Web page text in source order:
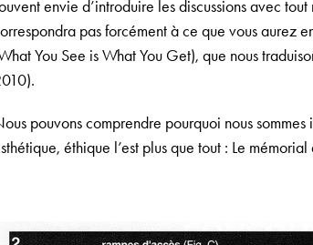
envie d’introduire les discussions avec
pas forcément à ce que vous aurez
You See is What You Get), que nous
pouvons comprendre pourquoi nous
éthique l’est plus que tout : Le